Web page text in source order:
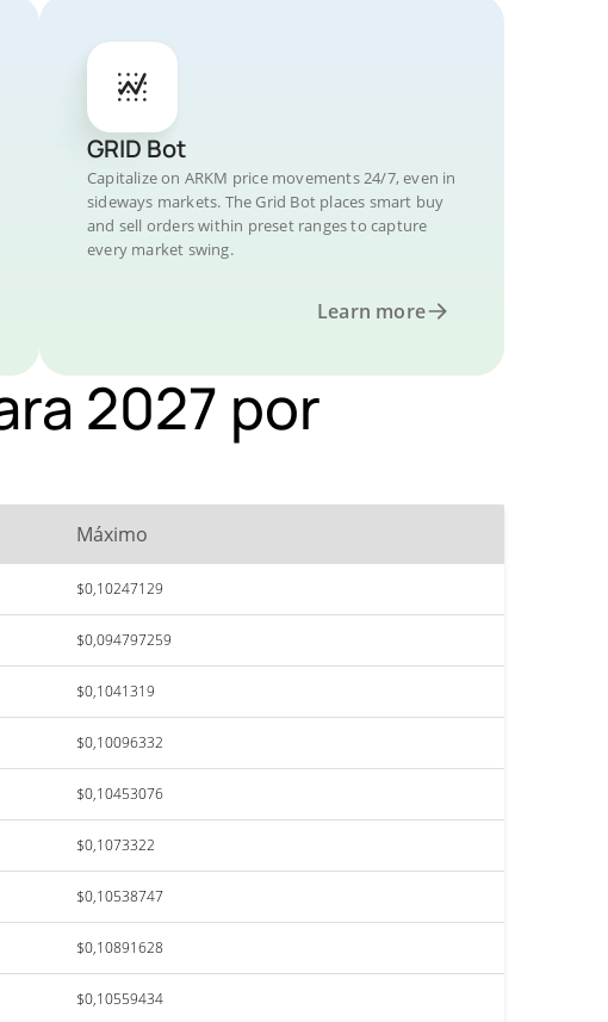
GRID Bot
Capitalize on ARKM price movements 24/7, even in
sideways markets. The Grid Bot places smart buy
and sell orders within preset ranges to capture
every market swing.
Learn more
2027 por
Máximo
$0,10247129
$0,094797259
$0,1041319
$0,10096332
$0,10453076
$0,1073322
$0,10538747
$0,10891628
$0,10559434